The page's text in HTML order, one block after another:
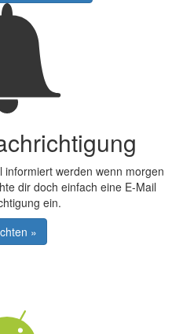
werden wenn morgen
dir doch einfach eine E-Mail
ein.
»